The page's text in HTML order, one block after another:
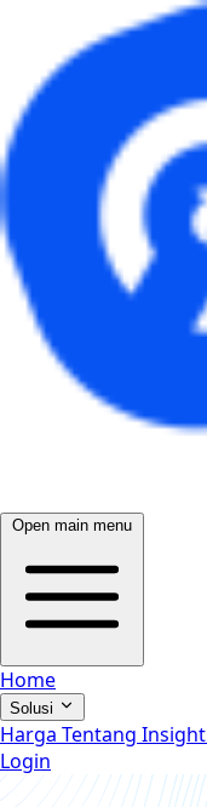
Open main menu
Home
Solusi
Harga Tentang Insight
Login